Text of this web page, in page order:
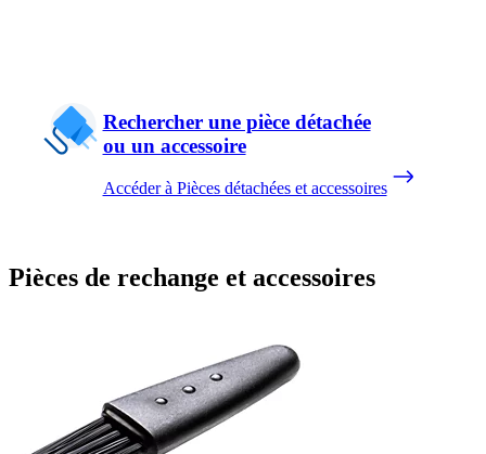
Rechercher une pièce détachée
ou un accessoire
Accéder à Pièces détachées et accessoires
Pièces de rechange et accessoires